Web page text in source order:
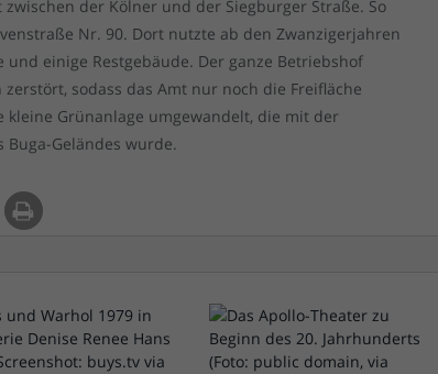
der Kölner und der Siegburger Straße. So
Nr. 90. Dort nutzte ab den Zwanzigerjahren
einige Restgebäude. Der ganze Betriebshof
sodass das Amt nur noch die Freifläche
Grünanlage umgewandelt, die mit der
Buga-Geländes wurde.